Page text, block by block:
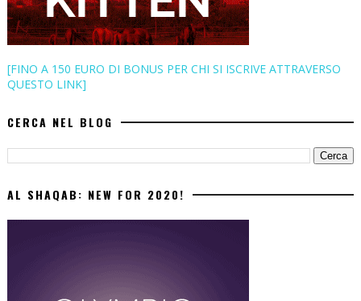
[FINO A 150 EURO DI BONUS PER CHI SI ISCRIVE ATTRAVERSO
QUESTO LINK]
CERCA NEL BLOG
AL SHAQAB: NEW FOR 2020!